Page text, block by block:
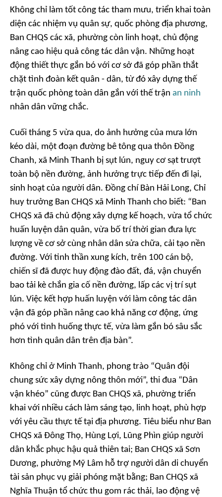
Không chỉ làm tốt công tác tham mưu, triển khai toàn
diện các nhiệm vụ quân sự, quốc phòng địa phương,
Ban CHQS các xã, phường còn linh hoạt, chủ động
nâng cao hiệu quả công tác dân vận. Những hoạt
động thiết thực gắn bó với cơ sở đã góp phần thắt
chặt tình đoàn kết quân - dân, từ đó xây dựng thế
trận quốc phòng toàn dân gắn với thế trận an ninh
nhân dân vững chắc.
Cuối tháng 5 vừa qua, do ảnh hưởng của mưa lớn
kéo dài, một đoạn đường bê tông qua thôn Đồng
Chanh, xã Minh Thanh bị sụt lún, nguy cơ sạt trượt
toàn bộ nền đường, ảnh hưởng trực tiếp đến đi lại,
sinh hoạt của người dân. Đồng chí Bàn Hải Long, Chỉ
huy trưởng Ban CHQS xã Minh Thanh cho biết: “Ban
CHQS xã đã chủ động xây dựng kế hoạch, vừa tổ chức
huấn luyện dân quân, vừa bố trí thời gian đưa lực
lượng về cơ sở cùng nhân dân sửa chữa, cải tạo nền
đường. Với tinh thần xung kích, trên 100 cán bộ,
chiến sĩ đã được huy động đào đất, đá, vận chuyển
bao tải kè chắn gia cố nền đường, lấp các vị trí sụt
lún. Việc kết hợp huấn luyện với làm công tác dân
vận đã góp phần nâng cao khả năng cơ động, ứng
phó với tình huống thực tế, vừa làm gắn bó sâu sắc
hơn tình quân dân trên địa bàn”.
Không chỉ ở Minh Thanh, phong trào “Quân đội
chung sức xây dựng nông thôn mới”, thi đua “Dân
vận khéo” cũng được Ban CHQS xã, phường triển
khai với nhiều cách làm sáng tạo, linh hoạt, phù hợp
với yêu cầu thực tế tại địa phương. Tiêu biểu như Ban
CHQS xã Đông Thọ, Hùng Lợi, Lũng Phìn giúp người
dân khắc phục hậu quả thiên tai; Ban CHQS xã Sơn
Dương, phường Mỹ Lâm hỗ trợ người dân di chuyển
tài sản phục vụ giải phóng mặt bằng; Ban CHQS xã
Nghĩa Thuận tổ chức thu gom rác thải, lao động vệ